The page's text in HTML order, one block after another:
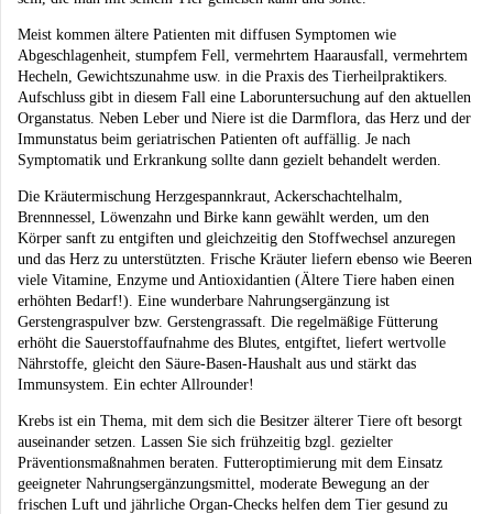
Meist kommen ältere Patienten mit diffusen Symptomen wie
Abgeschlagenheit, stumpfem Fell, vermehrtem Haarausfall, vermehrtem
Hecheln, Gewichtszunahme usw. in die Praxis des Tierheilpraktikers.
Aufschluss gibt in diesem Fall eine Laboruntersuchung auf den aktuellen
Organstatus. Neben Leber und Niere ist die Darmflora, das Herz und der
Immunstatus beim geriatrischen Patienten oft auffällig. Je nach
Symptomatik und Erkrankung sollte dann gezielt behandelt werden.
Die Kräutermischung Herzgespannkraut, Ackerschachtelhalm,
Brennnessel, Löwenzahn und Birke kann gewählt werden, um den
Körper sanft zu entgiften und gleichzeitig den Stoffwechsel anzuregen
und das Herz zu unterstützten. Frische Kräuter liefern ebenso wie Beeren
viele Vitamine, Enzyme und Antioxidantien (Ältere Tiere haben einen
erhöhten Bedarf!). Eine wunderbare Nahrungsergänzung ist
Gerstengraspulver bzw. Gerstengrassaft. Die regelmäßige Fütterung
erhöht die Sauerstoffaufnahme des Blutes, entgiftet, liefert wertvolle
Nährstoffe, gleicht den Säure-Basen-Haushalt aus und stärkt das
Immunsystem. Ein echter Allrounder!
Krebs ist ein Thema, mit dem sich die Besitzer älterer Tiere oft besorgt
auseinander setzen. Lassen Sie sich frühzeitig bzgl. gezielter
Präventionsmaßnahmen beraten. Futteroptimierung mit dem Einsatz
geeigneter Nahrungsergänzungsmittel, moderate Bewegung an der
frischen Luft und jährliche Organ-Checks helfen dem Tier gesund zu